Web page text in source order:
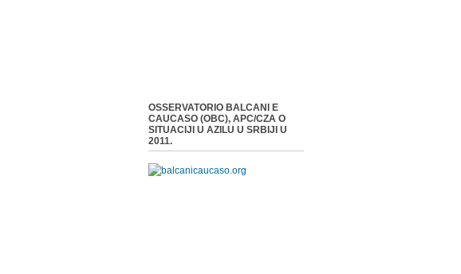
OSSERVATORIO BALCANI E
CAUCASO (OBC), APC/CZA O
SITUACIJI U AZILU U SRBIJI U
2011.